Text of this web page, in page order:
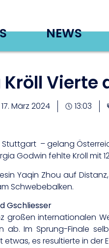
NEWS
Vierte
17. März 2024 13:03
– gelang
Godwin fehlte Kröll mit
Yaqin Zhou auf
Schwebebalken.
Gschliesser
großen internationalen
ab. Im Sprung-Finale
es resultierte in der